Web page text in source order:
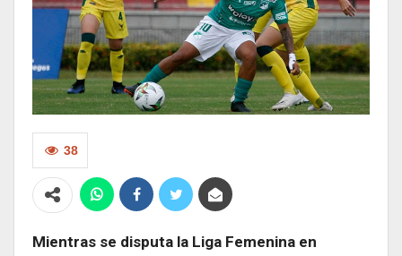
38
Mientras se disputa la Liga Femenina en